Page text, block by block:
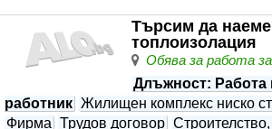
тухлени огради. - Покривни
изграждане
Търсим да
топлоизолация
Обява за работа
Длъжност: Работа
работник Жилищен комплекс ниско
Фирма Трудов договор